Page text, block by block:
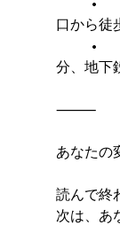
口から徒
分、地下
⸻
あなたの
読んで終
次は、あ